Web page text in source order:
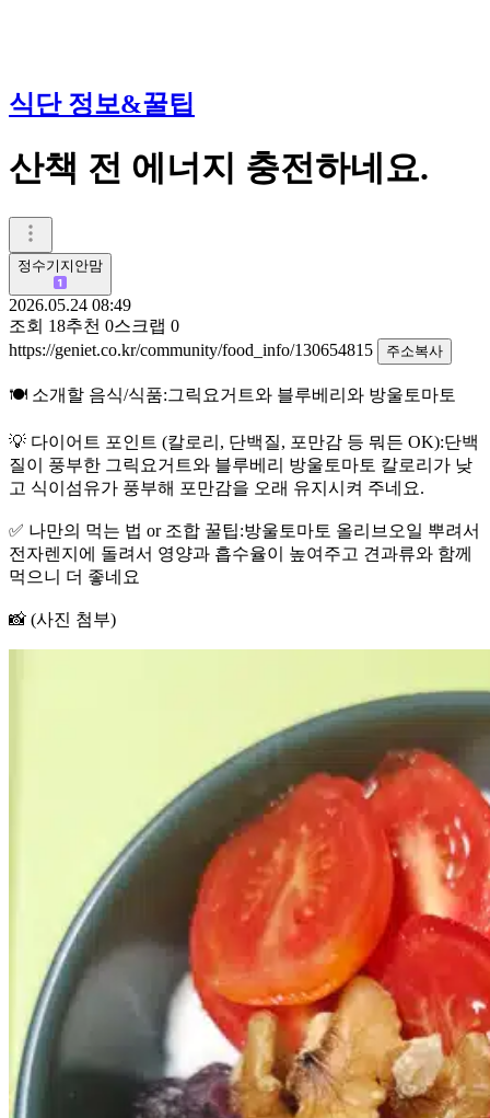
식단 정보&꿀팁
산책 전 에너지 충전하네요.
정수기지안맘
2026.05.24 08:49
조회 18추천 0스크랩 0
https://geniet.co.kr/community/food_info/130654815
주소복사
🍽️ 소개할 음식/식품:그릭요거트와 블루베리와 방울토마토
💡 다이어트 포인트 (칼로리, 단백질, 포만감 등 뭐든 OK):단백
질이 풍부한 그릭요거트와 블루베리 방울토마토 칼로리가 낮
고 식이섬유가 풍부해 포만감을 오래 유지시켜 주네요.
✅ 나만의 먹는 법 or 조합 꿀팁:방울토마토 올리브오일 뿌려서
전자렌지에 돌려서 영양과 흡수율이 높여주고 견과류와 함께
먹으니 더 좋네요
📸 (사진 첨부)